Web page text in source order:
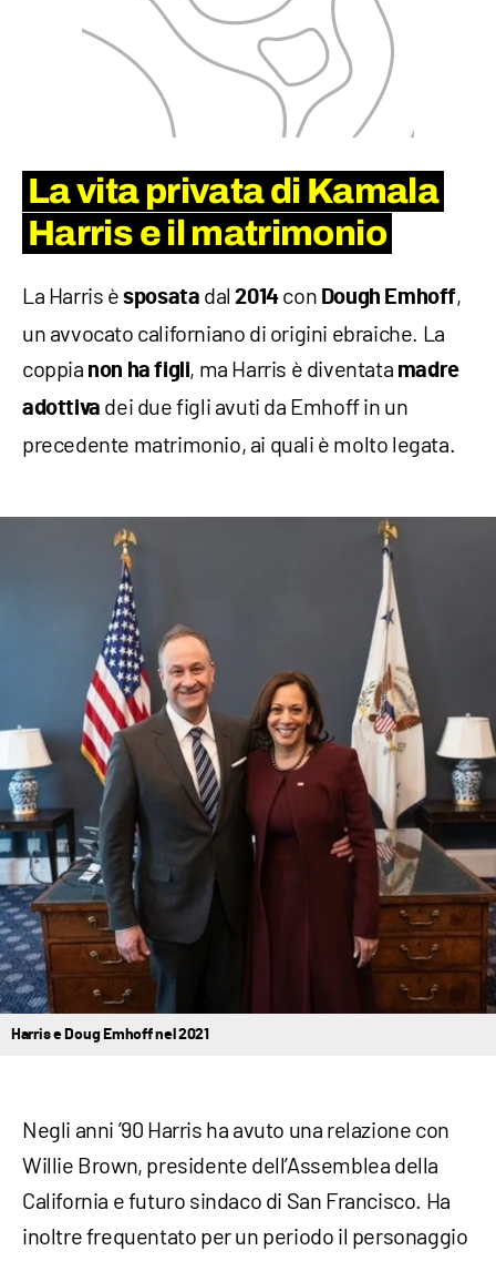
La vita privata di Kamala
Harris e il matrimonio
La Harris èsposata dal2014con Dough Emhoff,
un avvocato californiano di origini ebraiche. La
coppia non ha figli, ma Harris è diventata madre
adottiva dei due figli avuti da Emhoff in un
precedente matrimonio, ai quali è molto legata.
Harris e Doug Emhoff nel 2021
Negli anni ’90 Harris ha avuto una relazione con
Willie Brown, presidente dell’Assemblea della
California e futuro sindaco di San Francisco. Ha
inoltre frequentato per un periodo il personaggio